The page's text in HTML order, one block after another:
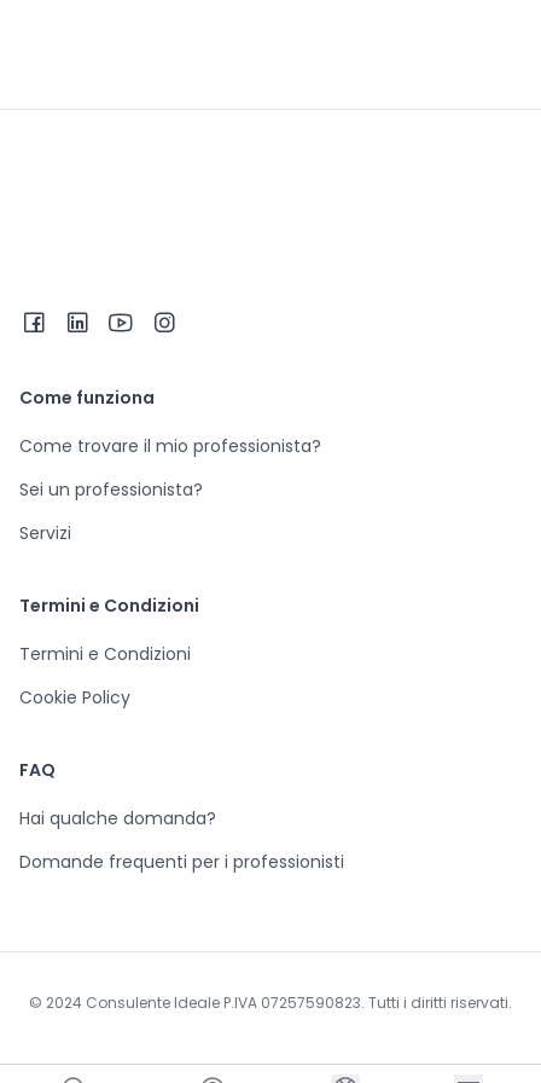
Come funziona
Come trovare il mio professionista?
Sei un professionista?
Servizi
Termini e Condizioni
Termini e Condizioni
Cookie Policy
FAQ
Hai qualche domanda?
Domande frequenti per i professionisti
© 2024 Consulente Ideale P.IVA 07257590823. Tutti i diritti riservati.